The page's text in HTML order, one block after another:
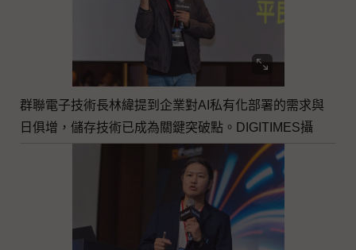
群聯電子技術長林緯提到企業對AI私有化部署的需求與
日俱增，儲存技術已成為關鍵突破點。DIGITIMES攝